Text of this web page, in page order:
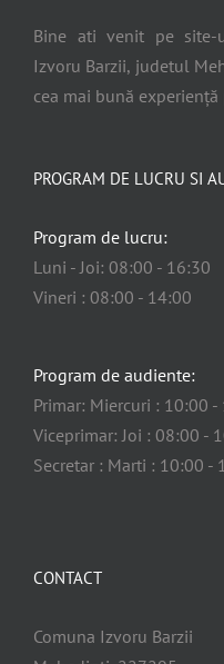
Bine ati venit pe site-
Izvoru Barzii, judetul
cea mai bună
PROGRAM DE LUCRU SI
Program de lucru:
Luni - Joi: 08:00 - 16:30
Vineri : 08:00 - 14:00
Program de audiente:
Primar: Miercuri : 10:00 -
Viceprimar: Joi : 08:00 -
Secretar : Marti : 10:00 -
CONTACT
Comuna Izvoru Barzii